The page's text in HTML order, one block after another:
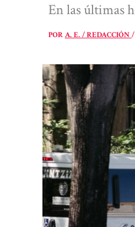
En las últimas
PORA. E. / REDACCIÓN/